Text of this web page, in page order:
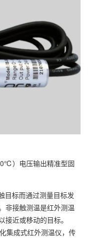
）电压输出精准型固
标而通过测量目标发
非接触测温是红外测温
近或移动的目标。
成式红外测温仪，传